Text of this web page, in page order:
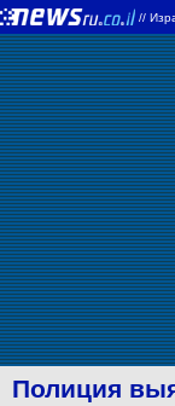
//
Полиция